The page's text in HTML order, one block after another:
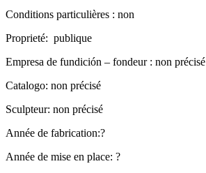
Conditions particulières : non
Proprieté: publique
Empresa de fundición – fondeur : non précisé
Catalogo: non précisé
Sculpteur: non précisé
Année de fabrication:?
Année de mise en place: ?